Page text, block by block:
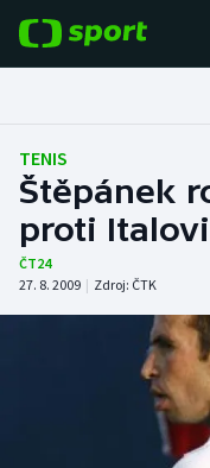
Fotbal
Hokej
Tenis
Atletika
TENIS
Štěpánek
proti
ČT24
27. 8. 2009 | Zdroj: ČTK